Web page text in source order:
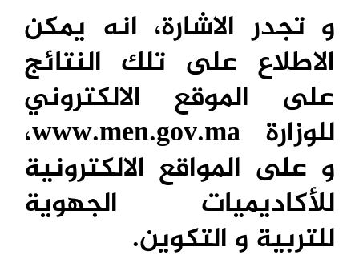
و تجدر الاشارة، انه يمكن
الاطلاع على تلك النتائج
على الموقع الالكتروني
للوزارة www.men.gov.ma،
و على المواقع الالكترونية
للأكاديميات الجهوية
للتربية و التكوين.